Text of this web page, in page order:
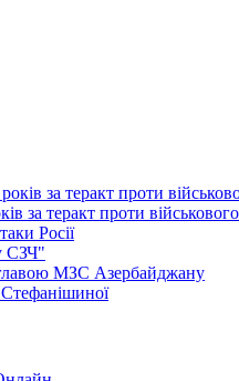
за теракт проти військового
Росії
СЗЧ"
главою МЗС Азербайджану